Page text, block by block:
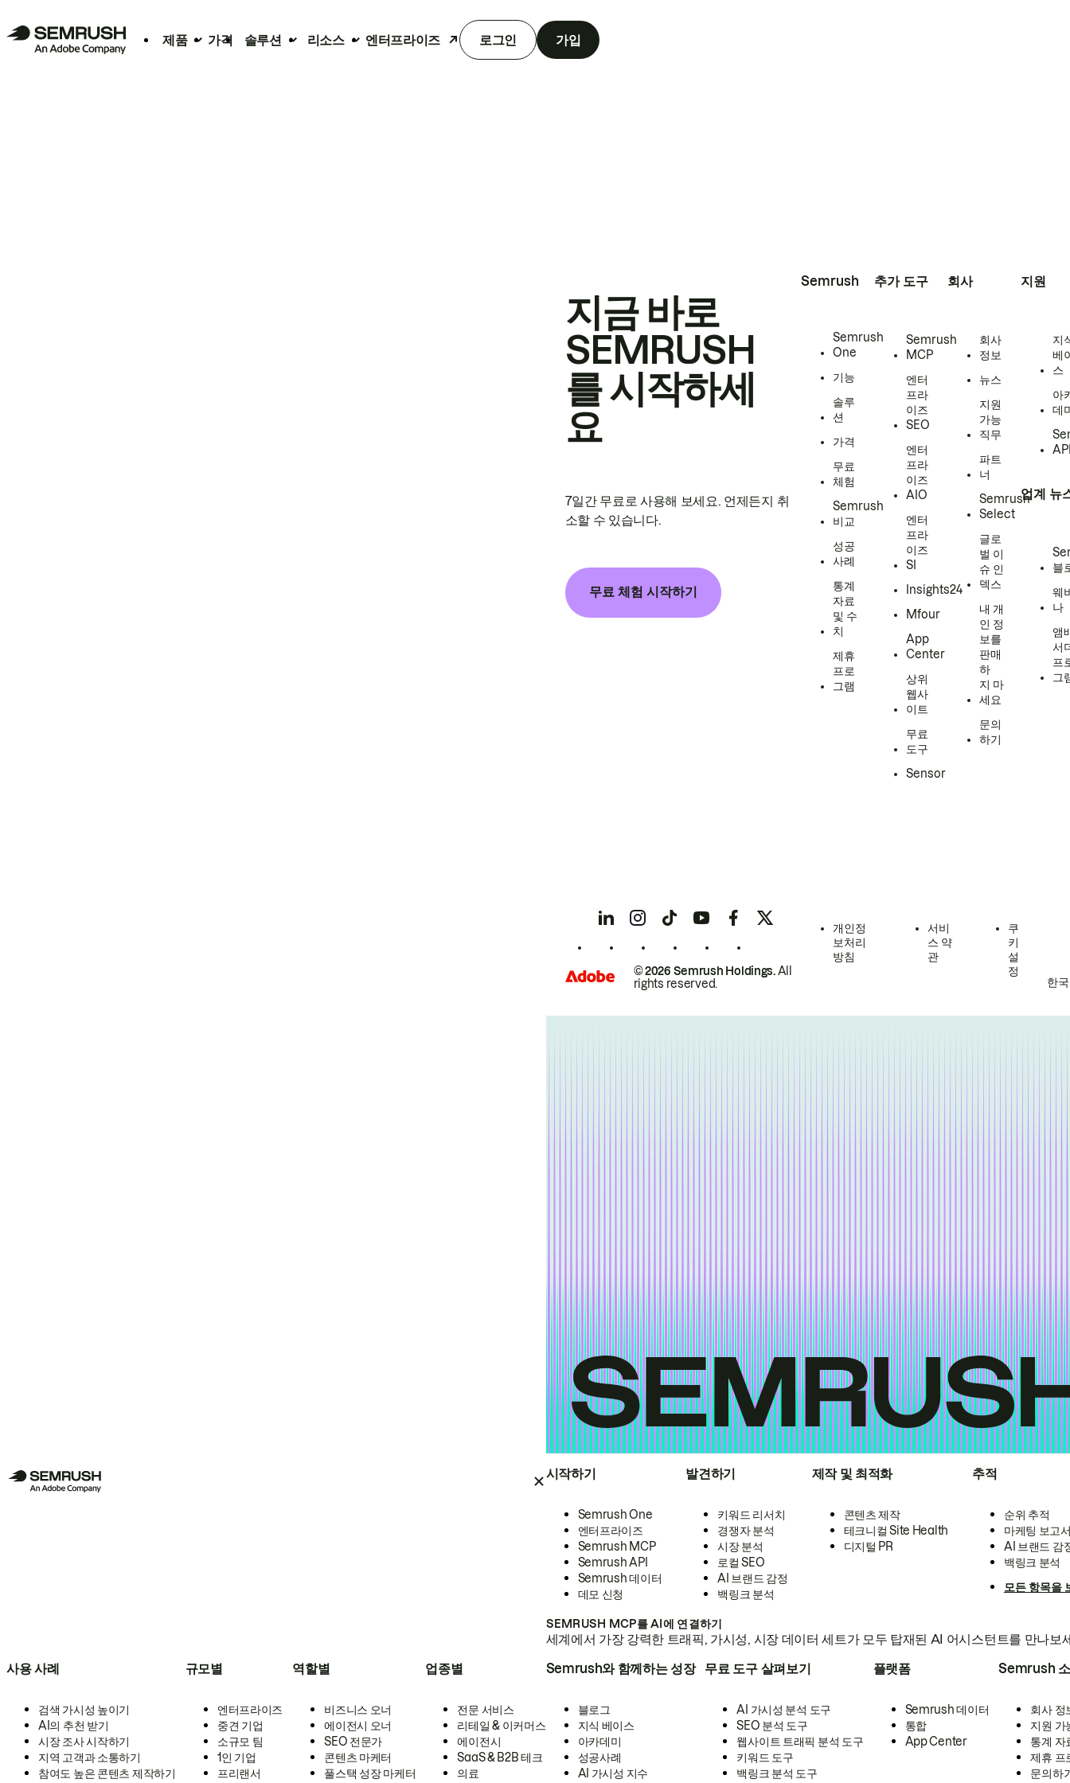
제품 가격 솔루션 리소스 엔터프라이즈 로그인 가입
시작하기
Semrush One
엔터프라이즈
Semrush MCP
Semrush API
Semrush 데이터
데모 신청
발견하기
키워드 리서치
경쟁자 분석
시장 분석
로컬 SEO
AI 브랜드 감정
백링크 분석
제작 및 최적화
콘텐츠 제작
테크니컬 Site Health
디지털 PR
추적
순위 추적
마케팅 보고
AI 브랜드 감
백링크 분석
모든 항목을
SEMRUSH MCP를 AI에 연결하기
세계에서 가장 강력한 트래픽, 가시성, 시장 데이터 세트가 모두 탑재된 AI 어시스턴트를 만나보
사용 사례
검색 가시성 높이기
AI의 추천 받기
시장 조사 시작하기
지역 고객과 소통하기
참여도 높은 콘텐츠 제작하기
규모별
엔터프라이즈
중견 기업
소규모 팀
1인 기업
프리랜서
역할별
비즈니스 오너
에이전시 오너
SEO 전문가
콘텐츠 마케터
풀스택 성장 마케터
업종별
전문 서비스
리테일 & 이커머스
에이전시
SaaS & B2B 테크
의료
Semrush와 함께하는 성장
블로그
지식 베이스
아카데미
성공사례
AI 가시성 지수
무료 도구 살펴보기
AI 가시성 분석 도구
SEO 분석 도구
웹사이트 트래픽 분석 도구
키워드 도구
백링크 분석 도구
플랫폼
Semrush 데이터
통합
App Center
Semrush
회사 정
지원 가
통계 자
제휴 프
문의하
지금 바로
SEMRUSH
를 시작하세
요
7일간 무료로 사용해 보세요. 언제든지 취
소할 수 있습니다.
무료 체험 시작하기
Semrush
Semrush
One
기능
솔루
션
가격
무료
체험
Semrush
비교
성공
사례
통계
자료
및 수
치
제휴
프로
그램
추가 도구
Semrush
MCP
엔터
프라
이즈
SEO
엔터
프라
이즈
AIO
엔터
프라
이즈
SI
Insights24
Mfour
App
Center
상위
웹사
이트
무료
도구
Sensor
회사
회사
정보
뉴스
지원
가능
직무
파트
너
Semrush
Select
글로
벌 이
슈 인
덱스
내 개
인 정
보를
판매
하
지 마
세요
문의
하기
지원
지
베
스
아
데
업계 뉴
블
웨
나
앰
서
프
그
© 2026 Semrush Holdings.All
rights reserved.
개인정
보처리
방침
서비
스 약
관
쿠
키
설
정
한